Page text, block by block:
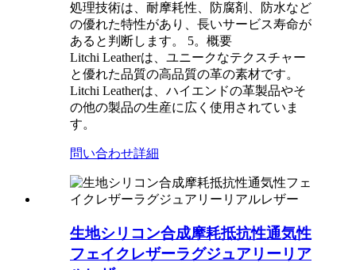
処理技術は、耐摩耗性、防腐剤、防水など
の優れた特性があり、長いサービス寿命が
あると判断します。 5。概要
Litchi Leatherは、ユニークなテクスチャー
と優れた品質の高品質の革の素材です。
Litchi Leatherは、ハイエンドの革製品やそ
の他の製品の生産に広く使用されていま
す。
問い合わせ詳細
生地シリコン合成摩耗抵抗性通気性
フェイクレザーラグジュアリーリア